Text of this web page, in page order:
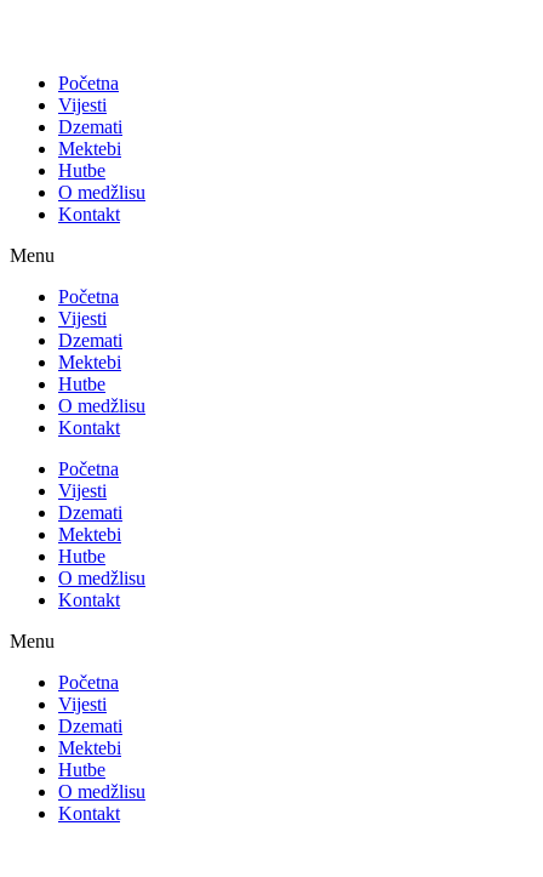
Početna
Vijesti
Dzemati
Mektebi
Hutbe
O medžlisu
Kontakt
Menu
Početna
Vijesti
Dzemati
Mektebi
Hutbe
O medžlisu
Kontakt
Početna
Vijesti
Dzemati
Mektebi
Hutbe
O medžlisu
Kontakt
Menu
Početna
Vijesti
Dzemati
Mektebi
Hutbe
O medžlisu
Kontakt